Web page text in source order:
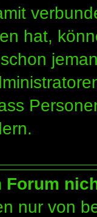
hat,
Forum
nur von